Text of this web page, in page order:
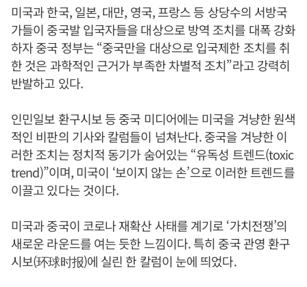
미국과 한국, 일본, 대만, 영국, 프랑스 등 상당수의 서방국
가들이 중국발 입국자들을 대상으로 방역 조치를 대폭 강화
하자 중국 정부는 “중국만을 대상으로 입국제한 조치를 취
한 것은 과학적인 근거가 부족한 차별적 조치”라고 강력히
반발하고 있다.
인민일보 환구시보 등 중국 미디어에는 미국을 겨냥한 원색
적인 비판의 기사와 칼럼들이 넘쳐난다. 중국을 겨냥한 이
러한 조치는 정치적 동기가 숨어있는 “유독성 트렌드(toxic
trend)”이며, 미국이 ‘보이지 않는 손’으로 이러한 트렌드를
이끌고 있다는 것이다.
미국과 중국이 코로나 재확산 사태를 계기로 ‘가치전쟁’의
새로운 라운드를 여는 듯한 느낌이다. 특히 중국 관영 환구
시보(环球时报)에 실린 한 칼럼이 눈에 띄었다.